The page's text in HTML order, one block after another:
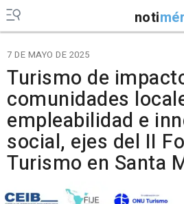
noti
7 DE MAYO DE 2025
Turismo de
comunidades
empleabilidad e
social, ejes del II
Turismo en Santa